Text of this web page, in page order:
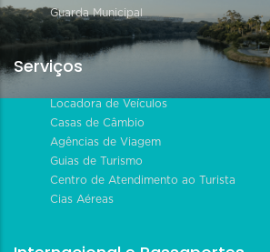
Guarda Municipal
Serviços
Locadora de Veículos
Casas de Câmbio
Agências de Viagem
Guias de Turismo
Centro de Atendimento ao Turista
Cias Aéreas